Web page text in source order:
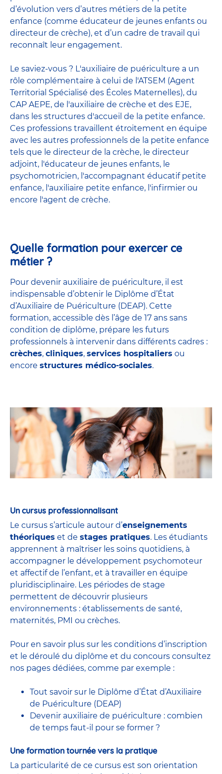
d’évolution vers d’autres métiers de la petite
enfance (comme éducateur de jeunes enfants ou
directeur de crèche), et d’un cadre de travail qui
reconnaît leur engagement.
Le saviez-vous ? L'auxiliaire de puériculture a un
rôle complémentaire à celui de l'ATSEM (Agent
Territorial Spécialisé des Écoles Maternelles), du
CAP AEPE, de l'auxiliaire de crèche et des EJE,
dans les structures d'accueil de la petite enfance.
Ces professions travaillent étroitement en équipe
avec les autres professionnels de la petite enfance
tels que le directeur de la crèche, le directeur
adjoint, l'éducateur de jeunes enfants, le
psychomotricien, l'accompagnant éducatif petite
enfance, l'auxiliaire petite enfance, l'infirmier ou
encore l'agent de crèche.
Quelle formation pour exercer ce
métier ?
Pour devenir auxiliaire de puériculture, il est
indispensable d’obtenir le Diplôme d’État
d’Auxiliaire de Puériculture (DEAP). Cette
formation, accessible dès l’âge de 17 ans sans
condition de diplôme, prépare les futurs
professionnels à intervenir dans différents cadres :
crèches, cliniques, services hospitaliers ou
encore structures médico-sociales.
Un cursus professionnalisant
Le cursus s’articule autour d’enseignements
théoriques et de stages pratiques. Les étudiants
apprennent à maîtriser les soins quotidiens, à
accompagner le développement psychomoteur
et affectif de l’enfant, et à travailler en équipe
pluridisciplinaire. Les périodes de stage
permettent de découvrir plusieurs
environnements : établissements de santé,
maternités, PMI ou crèches.
Pour en savoir plus sur les conditions d’inscription
et le déroulé du diplôme et du concours consultez
nos pages dédiées, comme par exemple :
Tout savoir sur le Diplôme d’État d’Auxiliaire
de Puériculture (DEAP)
Devenir auxiliaire de puériculture : combien
de temps faut-il pour se former ?
Une formation tournée vers la pratique
La particularité de ce cursus est son orientation